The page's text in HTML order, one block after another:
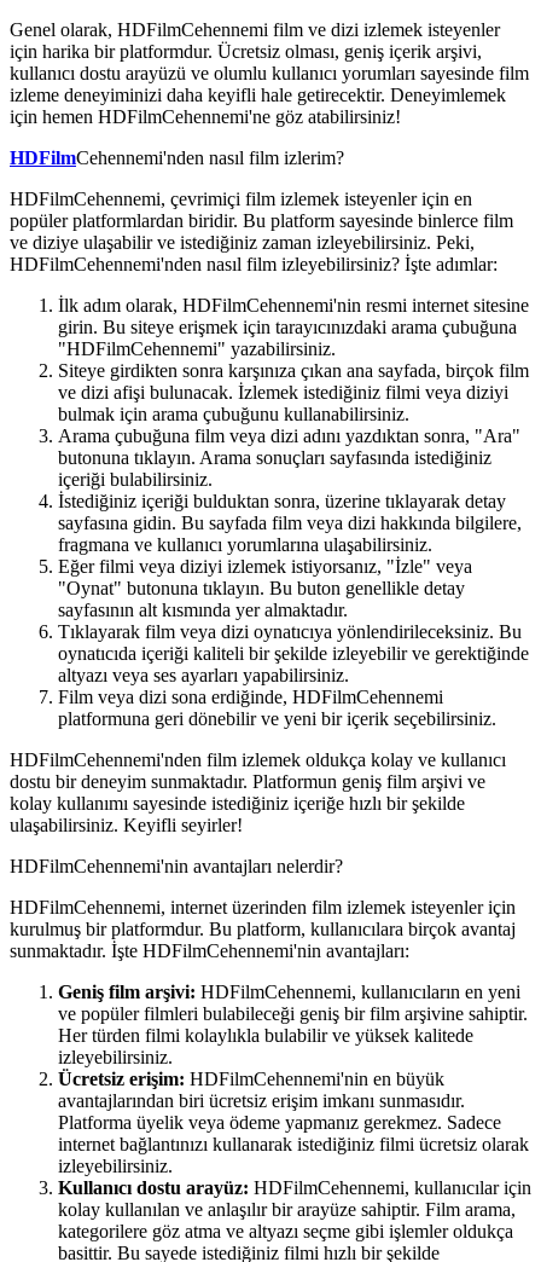
Genel olarak, HDFilmCehennemi film ve dizi izlemek isteyenler
için harika bir platformdur. Ücretsiz olması, geniş içerik arşivi,
kullanıcı dostu arayüzü ve olumlu kullanıcı yorumları sayesinde film
izleme deneyiminizi daha keyifli hale getirecektir. Deneyimlemek
için hemen HDFilmCehennemi'ne göz atabilirsiniz!
HDFilmCehennemi'nden nasıl film izlerim?
HDFilmCehennemi, çevrimiçi film izlemek isteyenler için en
popüler platformlardan biridir. Bu platform sayesinde binlerce film
ve diziye ulaşabilir ve istediğiniz zaman izleyebilirsiniz. Peki,
HDFilmCehennemi'nden nasıl film izleyebilirsiniz? İşte adımlar:
İlk adım olarak, HDFilmCehennemi'nin resmi internet sitesine
girin. Bu siteye erişmek için tarayıcınızdaki arama çubuğuna
"HDFilmCehennemi" yazabilirsiniz.
Siteye girdikten sonra karşınıza çıkan ana sayfada, birçok film
ve dizi afişi bulunacak. İzlemek istediğiniz filmi veya diziyi
bulmak için arama çubuğunu kullanabilirsiniz.
Arama çubuğuna film veya dizi adını yazdıktan sonra, "Ara"
butonuna tıklayın. Arama sonuçları sayfasında istediğiniz
içeriği bulabilirsiniz.
İstediğiniz içeriği bulduktan sonra, üzerine tıklayarak detay
sayfasına gidin. Bu sayfada film veya dizi hakkında bilgilere,
fragmana ve kullanıcı yorumlarına ulaşabilirsiniz.
Eğer filmi veya diziyi izlemek istiyorsanız, "İzle" veya
"Oynat" butonuna tıklayın. Bu buton genellikle detay
sayfasının alt kısmında yer almaktadır.
Tıklayarak film veya dizi oynatıcıya yönlendirileceksiniz. Bu
oynatıcıda içeriği kaliteli bir şekilde izleyebilir ve gerektiğinde
altyazı veya ses ayarları yapabilirsiniz.
Film veya dizi sona erdiğinde, HDFilmCehennemi
platformuna geri dönebilir ve yeni bir içerik seçebilirsiniz.
HDFilmCehennemi'nden film izlemek oldukça kolay ve kullanıcı
dostu bir deneyim sunmaktadır. Platformun geniş film arşivi ve
kolay kullanımı sayesinde istediğiniz içeriğe hızlı bir şekilde
ulaşabilirsiniz. Keyifli seyirler!
HDFilmCehennemi'nin avantajları nelerdir?
HDFilmCehennemi, internet üzerinden film izlemek isteyenler için
kurulmuş bir platformdur. Bu platform, kullanıcılara birçok avantaj
sunmaktadır. İşte HDFilmCehennemi'nin avantajları:
Geniş film arşivi: HDFilmCehennemi, kullanıcıların en yeni
ve popüler filmleri bulabileceği geniş bir film arşivine sahiptir.
Her türden filmi kolaylıkla bulabilir ve yüksek kalitede
izleyebilirsiniz.
Ücretsiz erişim: HDFilmCehennemi'nin en büyük
avantajlarından biri ücretsiz erişim imkanı sunmasıdır.
Platforma üyelik veya ödeme yapmanız gerekmez. Sadece
internet bağlantınızı kullanarak istediğiniz filmi ücretsiz olarak
izleyebilirsiniz.
Kullanıcı dostu arayüz: HDFilmCehennemi, kullanıcılar için
kolay kullanılan ve anlaşılır bir arayüze sahiptir. Film arama,
kategorilere göz atma ve altyazı seçme gibi işlemler oldukça
basittir. Bu sayede istediğiniz filmi hızlı bir şekilde